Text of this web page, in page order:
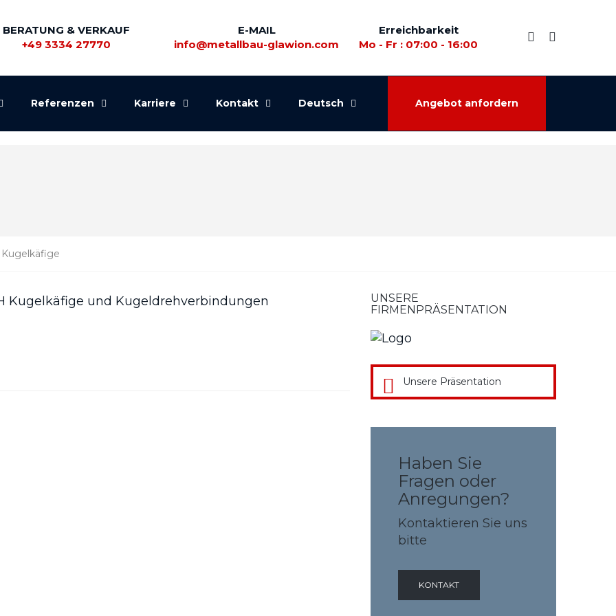
BERATUNG & VERKAUF
+49 3334 27770
E-MAIL
info@metallbau-glawion.com
Erreichbarkeit
Mo - Fr : 07:00 - 16:00
Referenzen Karriere Kontakt Angebot anfordern
Deutsch
UNSERE
FIRMENPRÄSENTATION
Unsere Präsentation
Haben Sie
Fragen oder
Anregungen?
Kontaktieren Sie uns
bitte
KONTAKT